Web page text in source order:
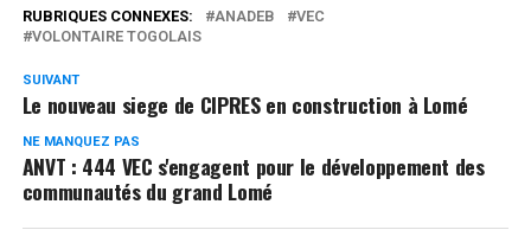
RUBRIQUES CONNEXES: ANADEB
VEC
VOLONTAIRE TOGOLAIS
SUIVANT
Le nouveau siege de CIPRES en construction à Lomé
NE MANQUEZ PAS
ANVT : 444 VEC s'engagent pour le développement des
communautés du grand Lomé